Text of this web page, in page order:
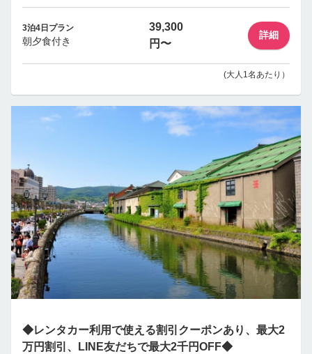
3泊4日プラン
朝夕食付き
39,300
円〜
詳細
(大人1名あたり）
◆レンタカー利用で使える割引クーポンあり、最大2
万円割引、LINE友だちで最大2千円OFF◆